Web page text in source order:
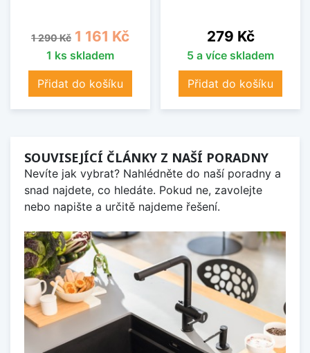
Běžná cena
1 290 Kč Cena
1 161 Kč
1 ks skladem
Přidat do košíku
Cena
279 Kč
5 a více skladem
Přidat do košíku
SOUVISEJÍCÍ ČLÁNKY Z NAŠÍ PORADNY
Nevíte jak vybrat? Nahlédněte do naší poradny a
snad najdete, co hledáte. Pokud ne, zavolejte
nebo napište a určitě najdeme řešení.